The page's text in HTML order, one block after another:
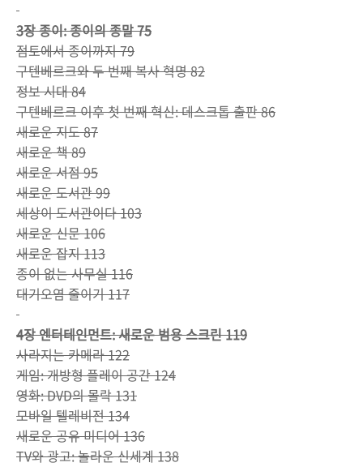
3장 종이: 종이의 종말 75
점토에서 종이까지 79
구텐베르크와 두 번째 복사 혁명 82
정보 시대 84
구텐베르크 이후 첫 번째 혁신: 데스크톱 출판 86
새로운 지도 87
새로운 책 89
새로운 서점 95
새로운 도서관 99
세상이 도서관이다 103
새로운 신문 106
새로운 잡지 113
종이 없는 사무실 116
대기오염 줄이기 117
4장 엔터테인먼트: 새로운 범용 스크린 119
사라지는 카메라 122
게임: 개방형 플레이 공간 124
영화: DVD의 몰락 131
모바일 텔레비전 134
새로운 공유 미디어 136
TV와 광고: 놀라운 신세계 138